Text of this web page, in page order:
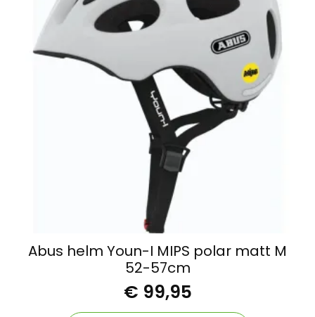
Abus helm Youn-I MIPS polar matt M
52-57cm
€ 99,95